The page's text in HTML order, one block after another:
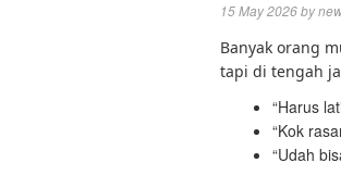
15 May 2026by
Banyak orang
tapi di tengah
“Harus
“Kok
“Udah